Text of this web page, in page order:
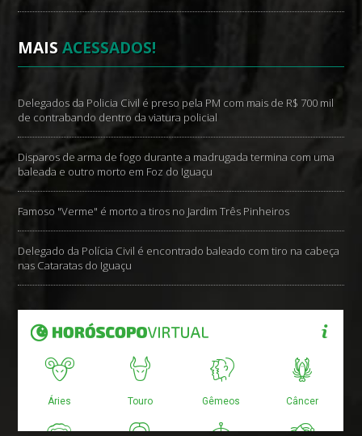
MAISACESSADOS!
Delegados da Policia Civil é preso pela PM com mais de R$ 700 mil
de contrabando dentro da viatura policial
Disparos de arma de fogo durante a madrugada termina com uma
baleada e outro morto em Foz do Iguaçu
Famoso "Verme" é morto a tiros no Jardim Três Pinheiros
Delegado da Polícia Civil é encontrado baleado com tiro na cabeça
nas Cataratas do Iguaçu